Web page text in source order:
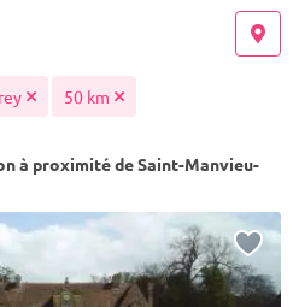
50 km
à proximité de Saint-Manvieu-